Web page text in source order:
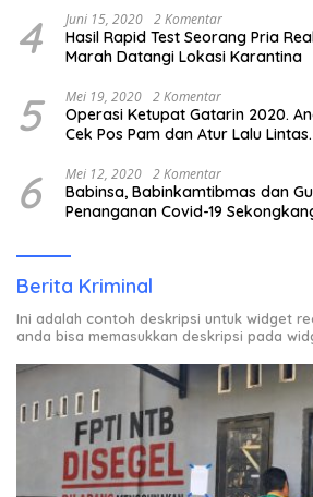
4 Juni 15, 2020 2 Komentar
Hasil Rapid Test Seorang Pria
Marah Datangi Lokasi Karantina
5 Mei 19, 2020 2 Komentar
Operasi Ketupat Gatarin 2020.
Cek Pos Pam dan Atur Lalu Lintas.
6 Mei 12, 2020 2 Komentar
Babinsa, Babinkamtibmas dan
Penanganan Covid-19
Berita Kriminal
Ini adalah contoh deskripsi untuk widget
anda bisa memasukkan deskripsi pada